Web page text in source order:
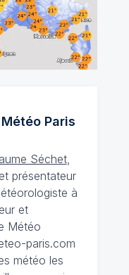
Paris
Séchet,
et présentateur
à
et
Météo
paris.com
météo les